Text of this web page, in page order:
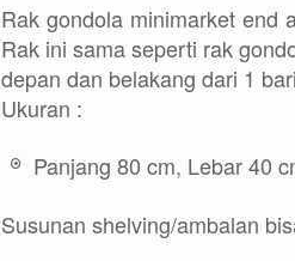
Rak gondola minimarket end
Rak ini sama seperti rak
depan dan belakang dari 1
Ukuran :
Panjang 80 cm, Lebar 40
Susunan shelving/ambalan